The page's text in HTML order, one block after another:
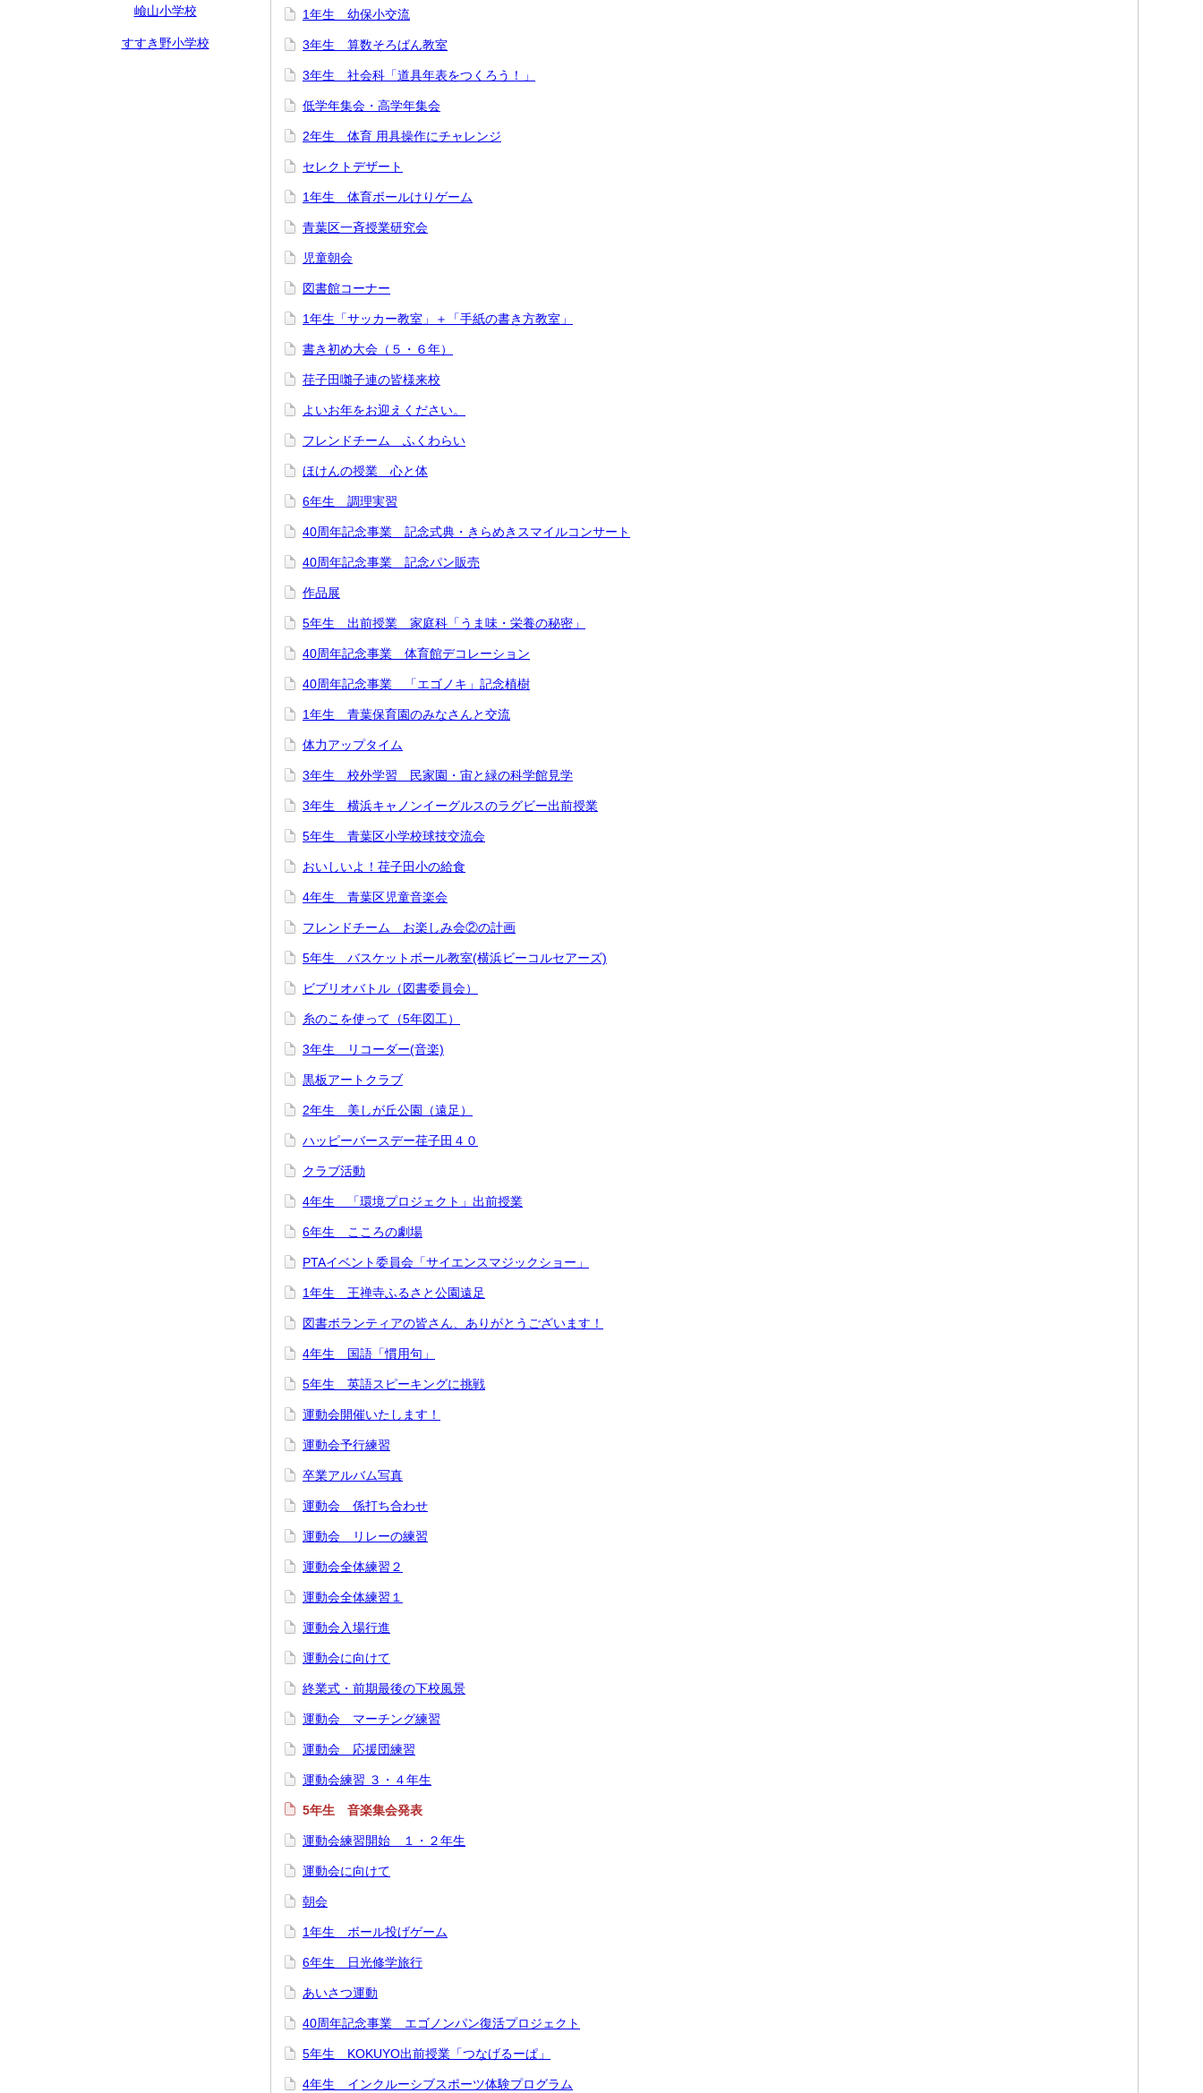
嶮山小学校
すすき野小学校
1年生 幼保小交流
3年生 算数そろばん教室
3年生 社会科「道具年表をつくろう！」
低学年集会・高学年集会
2年生 体育 用具操作にチャレンジ
セレクトデザート
1年生 体育ボールけりゲーム
青葉区一斉授業研究会
児童朝会
図書館コーナー
1年生「サッカー教室」＋「手紙の書き方教室」
書き初め大会（５・６年）
荏子田囃子連の皆様来校
よいお年をお迎えください。
フレンドチーム ふくわらい
ほけんの授業 心と体
6年生 調理実習
40周年記念事業 記念式典・きらめきスマイルコンサート
40周年記念事業 記念パン販売
作品展
5年生 出前授業 家庭科「うま味・栄養の秘密」
40周年記念事業 体育館デコレーション
40周年記念事業 「エゴノキ」記念植樹
1年生 青葉保育園のみなさんと交流
体力アップタイム
3年生 校外学習 民家園・宙と緑の科学館見学
3年生 横浜キャノンイーグルスのラグビー出前授業
5年生 青葉区小学校球技交流会
おいしいよ！荏子田小の給食
4年生 青葉区児童音楽会
フレンドチーム お楽しみ会②の計画
5年生 バスケットボール教室(横浜ビーコルセアーズ)
ビブリオバトル（図書委員会）
糸のこを使って（5年図工）
3年生 リコーダー(音楽)
黒板アートクラブ
2年生 美しが丘公園（遠足）
ハッピーバースデー荏子田４０
クラブ活動
4年生 「環境プロジェクト」出前授業
6年生 こころの劇場
PTAイベント委員会「サイエンスマジックショー」
1年生 王禅寺ふるさと公園遠足
図書ボランティアの皆さん、ありがとうございます！
4年生 国語「慣用句」
5年生 英語スピーキングに挑戦
運動会開催いたします！
運動会予行練習
卒業アルバム写真
運動会 係打ち合わせ
運動会 リレーの練習
運動会全体練習２
運動会全体練習１
運動会入場行進
運動会に向けて
終業式・前期最後の下校風景
運動会 マーチング練習
運動会 応援団練習
運動会練習 ３・４年生
5年生 音楽集会発表
運動会練習開始 １・２年生
運動会に向けて
朝会
1年生 ボール投げゲーム
6年生 日光修学旅行
あいさつ運動
40周年記念事業 エゴノンパン復活プロジェクト
5年生 KOKUYO出前授業「つなげるーぱ」
4年生 インクルーシブスポーツ体験プログラム